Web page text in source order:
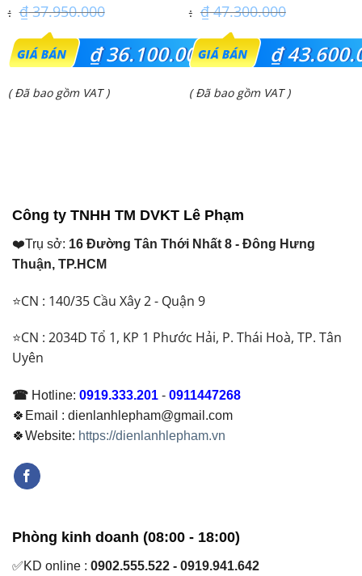
₫37.950.000
Giá
gốc
là:
₫36.100.000
Giá
( Đã bao gồm VAT )
₫47.300.000
Giá
gốc
là:
₫
Giá
( Đã bao gồm VAT )
Công ty TNHH TM DVKT Lê Phạm
❤️Trụ sở: 16 Đường Tân Thới Nhất 8 - Đông Hưng
Thuận, TP.HCM
⭐CN : 140/35 Cầu Xây 2 - Quận 9
⭐CN : 2034D Tổ 1, KP 1 Phước Hải, P. Thái Hoà, TP. Tân
Uyên
☎ Hotline: 0919.333.201 - 0911447268
🍀Email : dienlanhlepham@gmail.com
🍀Website: https://dienlanhlepham.vn
Phòng kinh doanh (08:00 - 18:00)
✅KD online : 0902.555.522 - 0919.941.642